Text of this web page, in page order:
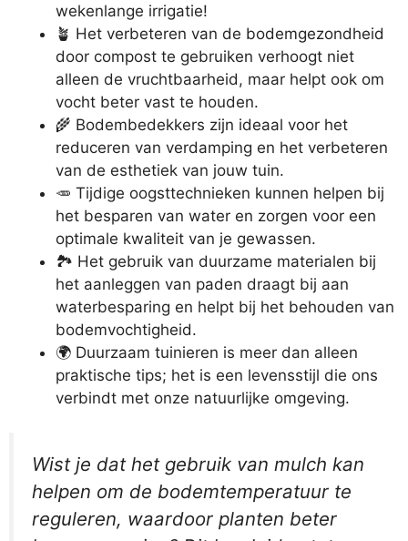
wekenlange irrigatie!
🪴 Het verbeteren van de bodemgezondheid
door compost te gebruiken verhoogt niet
alleen de vruchtbaarheid, maar helpt ook om
vocht beter vast te houden.
🌾 Bodembedekkers zijn ideaal voor het
reduceren van verdamping en het verbeteren
van de esthetiek van jouw tuin.
🥕 Tijdige oogsttechnieken kunnen helpen bij
het besparen van water en zorgen voor een
optimale kwaliteit van je gewassen.
🏞️ Het gebruik van duurzame materialen bij
het aanleggen van paden draagt bij aan
waterbesparing en helpt bij het behouden van
bodemvochtigheid.
🌍 Duurzaam tuinieren is meer dan alleen
praktische tips; het is een levensstijl die ons
verbindt met onze natuurlijke omgeving.
Wist je dat het gebruik van mulch kan
helpen om de bodemtemperatuur te
reguleren, waardoor planten beter